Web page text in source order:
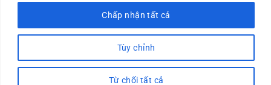
Tùy chỉnh
Từ chối tất cả
Chấp nhận tất cả